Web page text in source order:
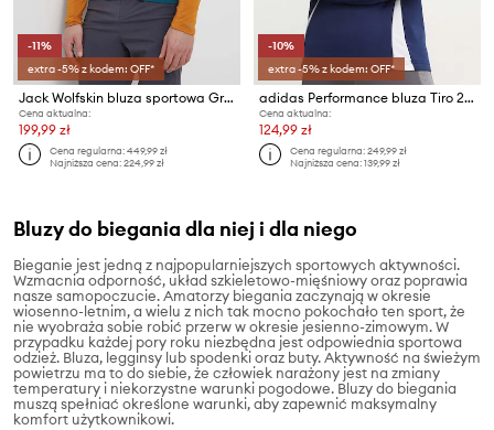
-11%
extra -5% z kodem: OFF*
Jack Wolfskin bluza sportowa Gravex
Cena aktualna:
199,99 zł
Cena regularna:449,99 zł
Najniższa cena:224,99 zł
-10%
extra -5% z kodem: OFF*
adidas Performance bluza Tiro 24
Cena aktualna:
124,99 zł
Cena regularna:249,99 zł
Najniższa cena:139,99 zł
Bluzy do biegania dla niej i dla niego
Bieganie jest jedną z najpopularniejszych sportowych aktywności.
Wzmacnia odporność, układ szkieletowo-mięśniowy oraz poprawia
nasze samopoczucie. Amatorzy biegania zaczynają w okresie
wiosenno-letnim, a wielu z nich tak mocno pokochało ten sport, że
nie wyobraża sobie robić przerw w okresie jesienno-zimowym. W
przypadku każdej pory roku niezbędna jest odpowiednia sportowa
odzież. Bluza, legginsy lub spodenki oraz buty. Aktywność na świeżym
powietrzu ma to do siebie, że człowiek narażony jest na zmiany
temperatury i niekorzystne warunki pogodowe. Bluzy do biegania
muszą spełniać określone warunki, aby zapewnić maksymalny
komfort użytkownikowi.